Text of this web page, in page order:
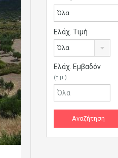
Όλα
Ελάχ. Τιμή
Όλα
Ελάχ. Εμβαδόν
(τ.μ.)